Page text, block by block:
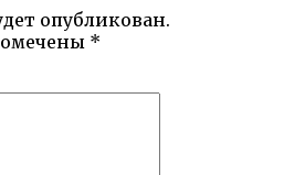
опубликован.
*